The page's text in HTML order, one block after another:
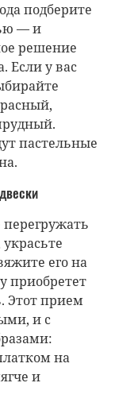
подберите
— и
решение
Если у вас
пастельные
его на
приобретет
Этот прием
и с
на
и